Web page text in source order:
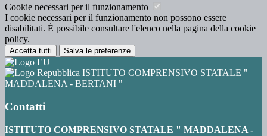
Cookie necessari per il funzionamento
I cookie necessari per il funzionamento non possono essere
disabilitati. È possibile consultare l'elenco nella pagina della cookie
policy.
Accetta tutti Salva le preferenze
ISTITUTO COMPRENSIVO STATALE "
MADDALENA - BERTANI "
Contatti
ISTITUTO COMPRENSIVO STATALE " MADDALENA -